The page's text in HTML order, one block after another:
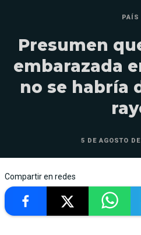
PAÍS
Presumen
embarazada
no se habría
5 DE AGOSTO
Compartir en redes